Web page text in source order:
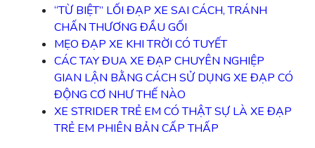
“TỪ BIỆT” LỐI ĐẠP XE SAI CÁCH, TRÁNH
CHẤN THƯƠNG ĐẦU GỐI
MẸO ĐẠP XE KHI TRỜI CÓ TUYẾT
CÁC TAY ĐUA XE ĐẠP CHUYÊN NGHIỆP
GIAN LẬN BẰNG CÁCH SỬ DỤNG XE ĐẠP CÓ
ĐỘNG CƠ NHƯ THẾ NÀO
XE STRIDER TRẺ EM CÓ THẬT SỰ LÀ XE ĐẠP
TRẺ EM PHIÊN BẢN CẤP THẤP